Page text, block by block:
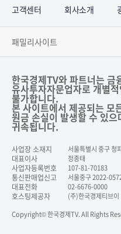
고객센터 회사소개
패밀리사이트
한국경제TV와 파트너는 금
유사투자자문업자로 개별
불가합니다.
본 사이트에서 제공되는 모
원금 손실이 발생할 수 있
귀속됩니다.
사업장 소재지 서울특별시 중구
대표이사 정종태
사업자등록번호 107-81-70183
통신판매업신고 서울중구 2022-
대표전화 02-6676-0000
호스팅제공자
(주)한국경제티브이
Copyright© 한국경제TV. All Rights